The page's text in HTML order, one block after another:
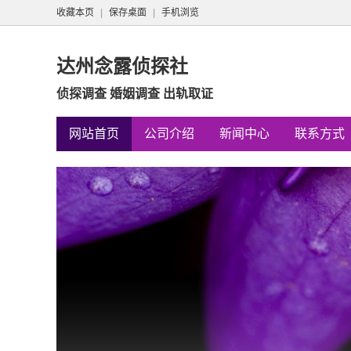
收藏本页 保存桌面 手机浏览
达州念露侦探社
侦探调查 婚姻调查 出轨取证
网站首页 公司介绍 新闻中心 联系方式